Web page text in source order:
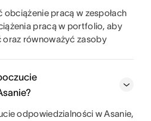
pracą w zespołach
pracą w portfolio, aby
równoważyć zasoby
odpowiedzialności w Asanie,